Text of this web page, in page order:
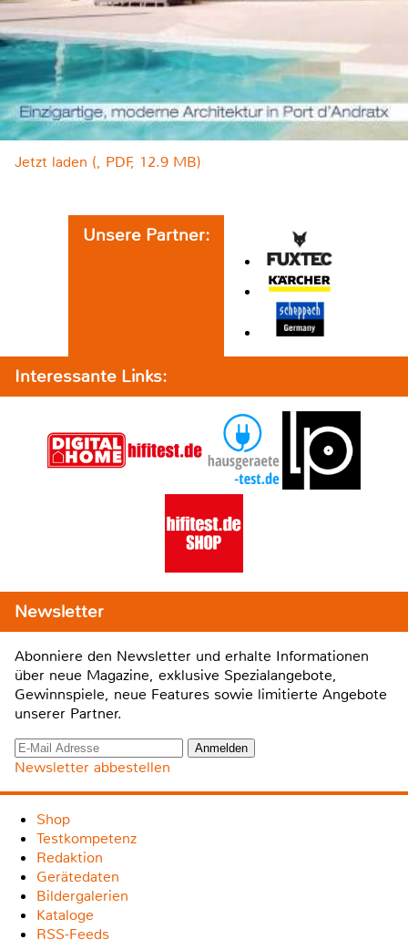
Jetzt laden (, PDF, 12.9 MB)
Unsere Partner:
Interessante Links:
Newsletter
Abonniere den Newsletter und erhalte Informationen
über neue Magazine, exklusive Spezialangebote,
Gewinnspiele, neue Features sowie limitierte Angebote
unserer Partner.
Newsletter abbestellen
Shop
Testkompetenz
Redaktion
Gerätedaten
Bildergalerien
Kataloge
RSS-Feeds